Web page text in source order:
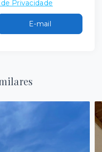
Privacidade
E-mail